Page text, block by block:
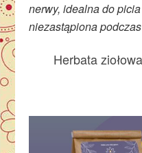
nerwy, idealna do
niezastąpiona
Herbata